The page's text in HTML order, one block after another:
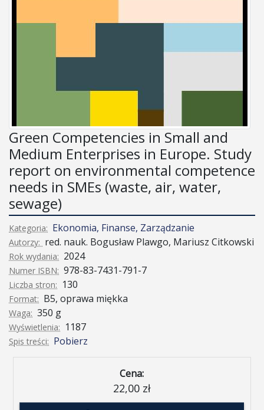
Green Competencies in Small and
Medium Enterprises in Europe. Study
report on environmental competence
needs in SMEs (waste, air, water,
sewage)
Kategoria: Ekonomia, Finanse, Zarządzanie
Autorzy: red. nauk. Bogusław Plawgo, Mariusz Citkowski
Rok wydania: 2024
Numer ISBN: 978-83-7431-791-7
Liczba stron: 130
Format: B5, oprawa miękka
Waga: 350 g
Wyświetlenia: 1187
Spis treści: Pobierz
Cena:
22,00 zł